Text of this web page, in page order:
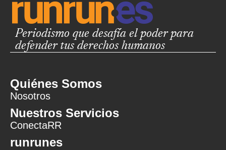
Periodismo que desafía el poder para
defender tus derechos humanos
Quiénes Somos
Nosotros
Nuestros Servicios
ConectaRR
runrunes